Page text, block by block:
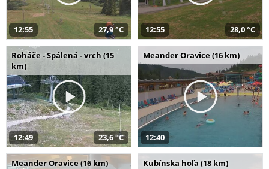
12:55 27,9 °C 12:55 28,0 °C
Roháče - Spálená - vrch (15
km)
12:49 23,6 °C
Meander Oravice (16 km)
12:40
Meander Oravice (16 km) Kubínska hoľa (18 km)